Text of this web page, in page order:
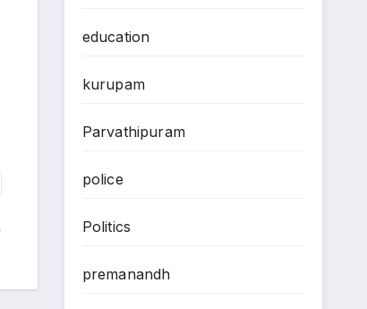
education
kurupam
Parvathipuram
police
Politics
premanandh